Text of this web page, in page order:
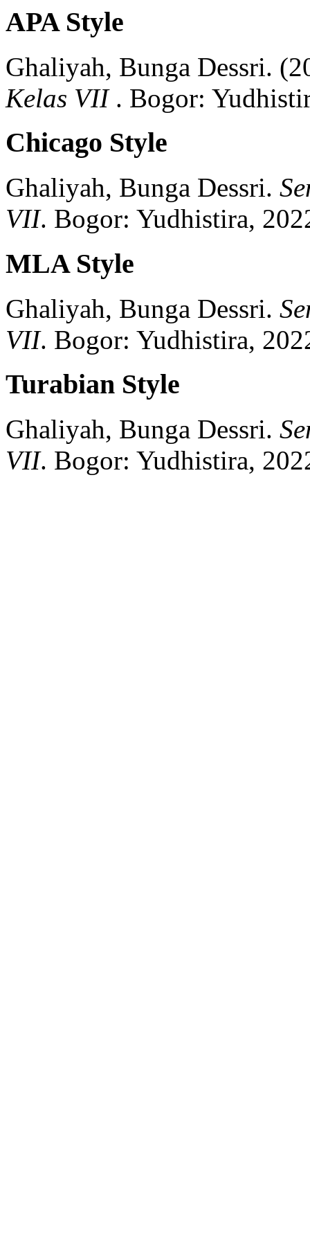
APA Style
Ghaliyah, Bunga Dessri.
Kelas VII. Bogor:
Chicago Style
Ghaliyah, Bunga Dessri.
VII. Bogor: Yudhistira,
MLA Style
Ghaliyah, Bunga Dessri.
VII. Bogor: Yudhistira,
Turabian Style
Ghaliyah, Bunga Dessri.
VII. Bogor: Yudhistira,